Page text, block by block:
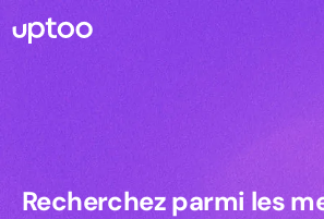
Recherchez parmi les
Recherchez parmi les